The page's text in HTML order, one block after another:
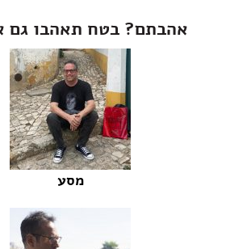
אהבתם? בטח תאהבו גם
מסע